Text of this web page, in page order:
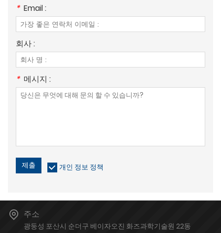
* Email :
회사 :
* 메시지 :
제출 개인 정보 정책
주소
광둥성 포산시 순더구 베이자오진 화즈과학기술원 22동